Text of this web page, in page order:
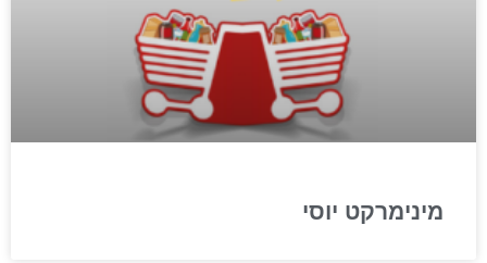
מינימרקט יוסי